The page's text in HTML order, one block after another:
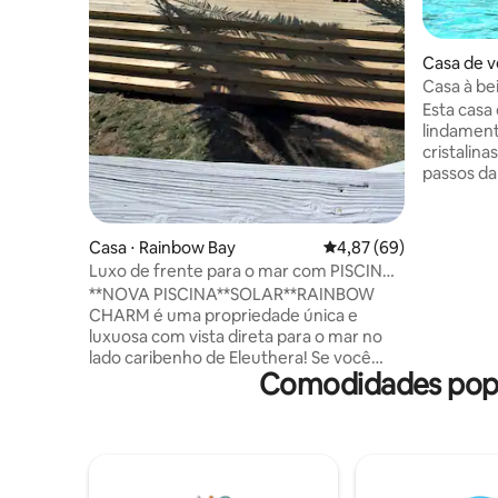
Casa ⋅ Rainbow Bay 4,87 de uma avaliação
4,87 (69)
Luxo de frente para o mar com PISCINA
e energia solar *Rainbow Charm*
**NOVA PISCINA**SOLAR**RAINBOW
CHARM é uma propriedade única e
luxuosa com vista direta para o mar no
lado caribenho de Eleuthera! Se você
estava procurando uma casa com as
vistas mais incríveis do oceano de todos
Casa de
h
Casa à
Ten Bay
Esta
passos
reserva,
grelha,
Comodidades